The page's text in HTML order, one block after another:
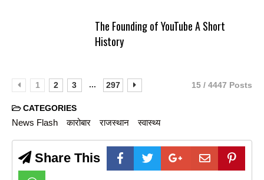
The Founding of YouTube A Short
History
1 2 3 ... 297 15 / 4447 Posts
CATEGORIES
News Flash कारोबार राजस्थान स्वास्थ्य
Share This